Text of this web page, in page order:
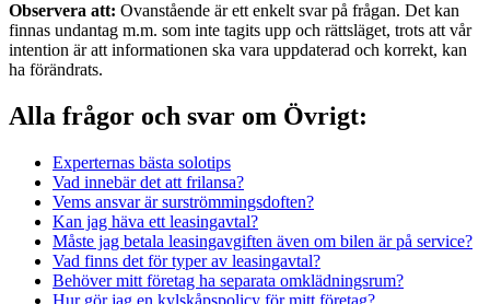
Observera att: Ovanstående är ett enkelt svar på frågan. Det kan
finnas undantag m.m. som inte tagits upp och rättsläget, trots att vår
intention är att informationen ska vara uppdaterad och korrekt, kan
ha förändrats.
Alla frågor och svar om Övrigt:
Experternas bästa solotips
Vad innebär det att frilansa?
Vems ansvar är surströmmingsdoften?
Kan jag häva ett leasingavtal?
Måste jag betala leasingavgiften även om bilen är på service?
Vad finns det för typer av leasingavtal?
Behöver mitt företag ha separata omklädningsrum?
Hur gör jag en kylskåpspolicy för mitt företag?